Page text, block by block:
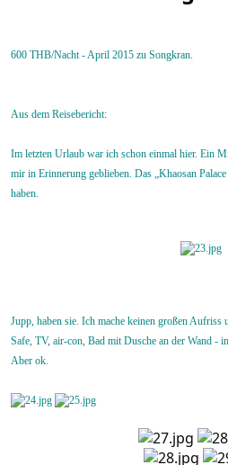
600 THB/Nacht - April 2015 zu Songkran.
Aus dem Reisebericht:
Im letzten Urlaub war ich schon einmal hier. Ein
mir in Erinnerung geblieben. Das „Khaosan
haben.
Jupp, haben sie. Ich mache keinen großen Aufriss
Safe, TV, air-con, Bad mit Dusche an der Wand -
Aber ok.